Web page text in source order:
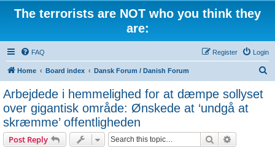
The terrorists are NOT who you think they
are:
FAQ Login
Register
Home Board index Dansk Forum / Danish Forum
Arbejdede i hemmelighed for at dæmpe sollyset
over gigantisk område: Ønskede at ‘undgå at
skræmme’ offentligheden
Post Reply Search